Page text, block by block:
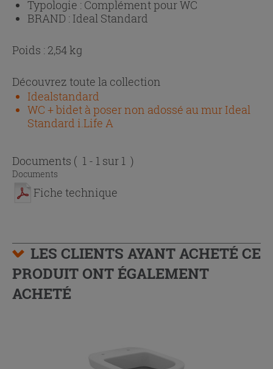
Typologie : Complément pour WC
BRAND : Ideal Standard
Poids : 2,54 kg
Découvrez toute la collection
Idealstandard
WC + bidet à poser non adossé au mur Ideal
Standard i.Life A
Documents ( 1 - 1 sur 1 )
Documents
Fiche technique
LES CLIENTS AYANT ACHETÉ CE
PRODUIT ONT ÉGALEMENT
ACHETÉ